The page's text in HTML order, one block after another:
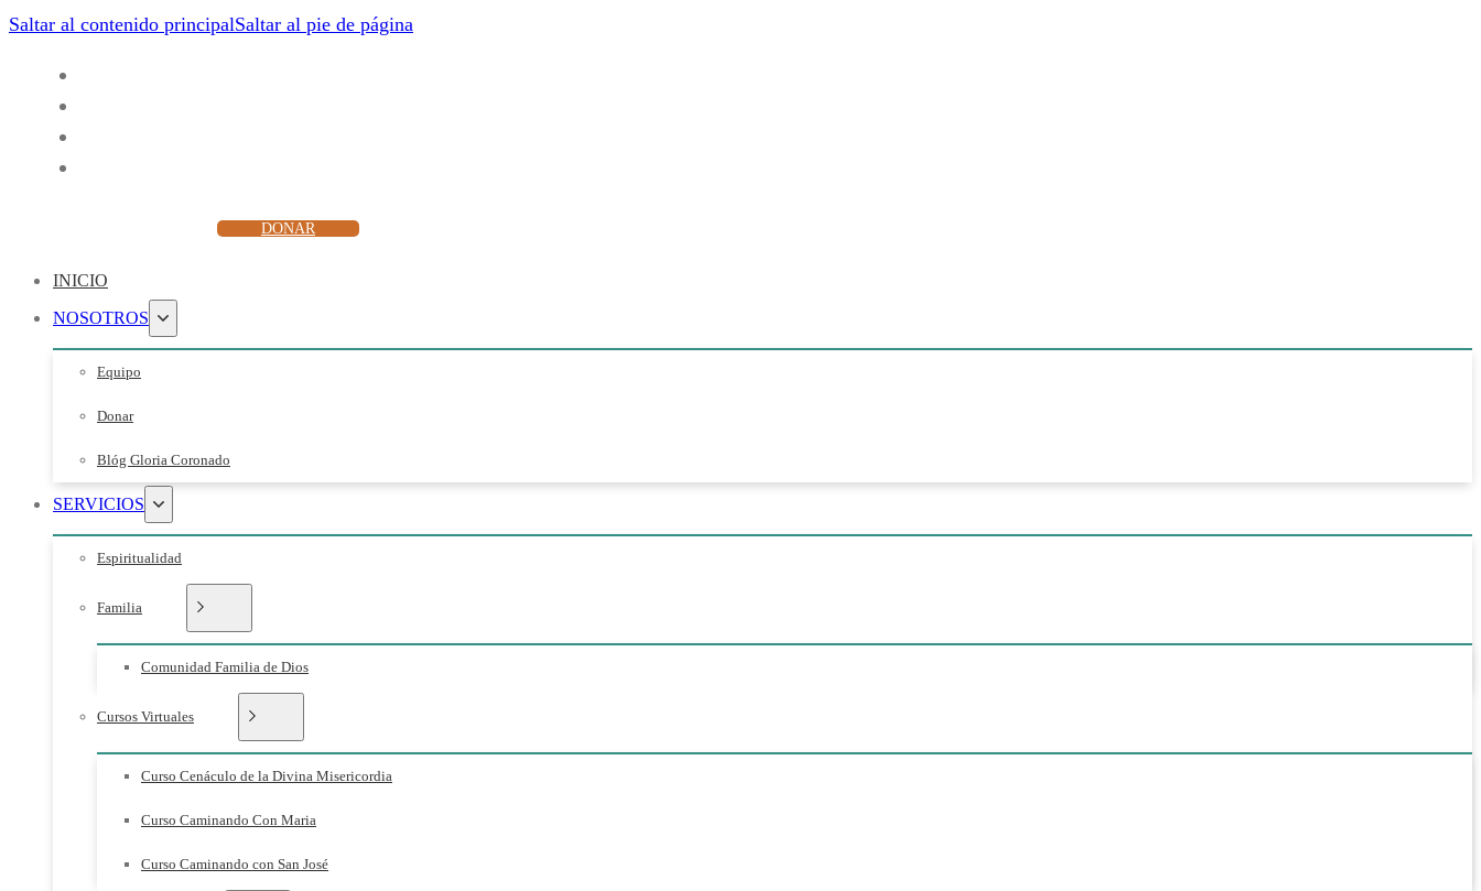
Saltar al contenido principalSaltar al pie de página
DONAR
INICIO
NOSOTROS
Equipo
Donar
Blóg Gloria Coronado
SERVICIOS
Espiritualidad
Familia
Comunidad Familia de Dios
Cursos Virtuales
Curso Cenáculo de la Divina Misericordia
Curso Caminando Con Maria
Curso Caminando con San José